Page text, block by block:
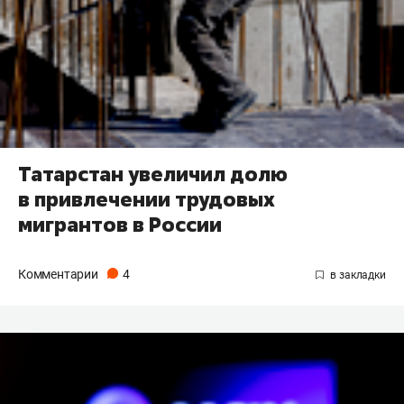
Татарстан увеличил долю
в привлечении трудовых
мигрантов в России
Комментарии 4